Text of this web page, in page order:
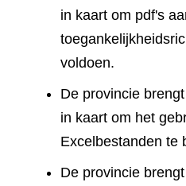
in kaart om pdf's
voldoen.
De provincie
in kaart om het
Excelbestanden te
De provincie